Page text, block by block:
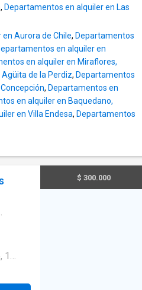
•
de
los
con
, Departamentos en alquiler en Las
Aurora de Chile, Departamentos
en alquiler en
en alquiler en Miraflores,
de la Perdiz, Departamentos
, Departamentos en
en alquiler en Baquedano,
en Villa Endesa, Departamentos
1
app
$ 300.000